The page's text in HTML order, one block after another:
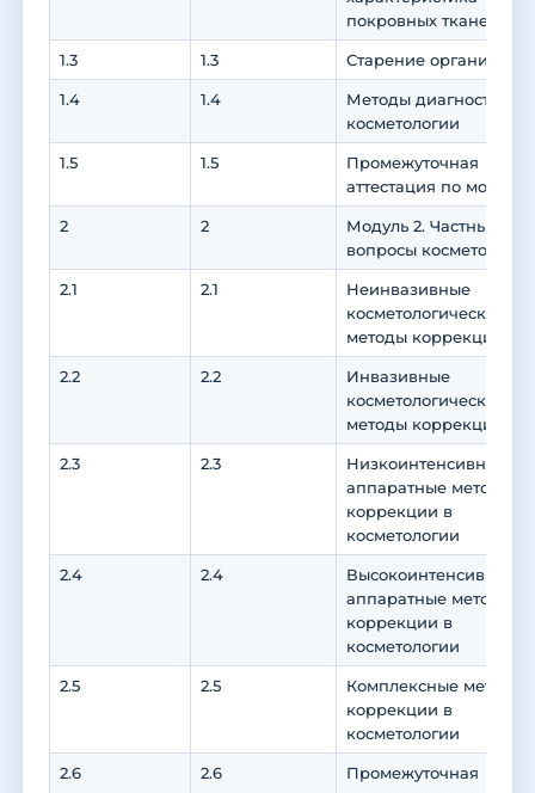
покровных тканей
1.3 1.3 Старение организма
1.4 1.4
Методы диагностики в
косметологии
1.5 1.5
Промежуточная
аттестация по модулю
2 2
Модуль 2. Частные
вопросы косметологии
2.1 2.1
Неинвазивные
косметологические
методы коррекции
2.2 2.2
Инвазивные
косметологические
методы коррекции
2.3 2.3
Низкоинтенсивные
аппаратные методы
коррекции в
косметологии
2.4 2.4
Высокоинтенсивные
аппаратные методы
коррекции в
косметологии
2.5 2.5
Комплексные методы
коррекции в
косметологии
2.6 2.6
Промежуточная